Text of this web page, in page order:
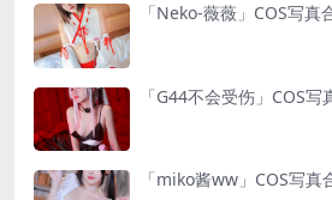
「Neko-薇薇」COS写
「G44不会受伤」COS
「miko酱ww」COS写